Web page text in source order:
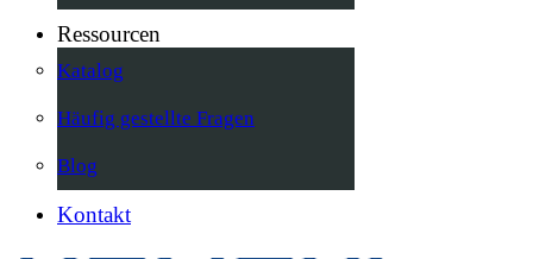
Ressourcen
Katalog
Häufig gestellte Fragen
Blog
Kontakt